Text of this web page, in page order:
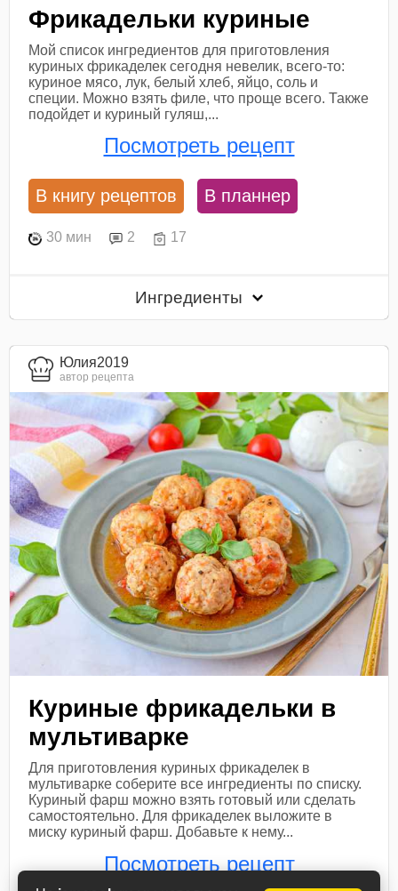
Фрикадельки куриные
Мой список ингредиентов для приготовления
куриных фрикаделек сегодня невелик, всего-то:
куриное мясо, лук, белый хлеб, яйцо, соль и
специи. Можно взять филе, что проще всего. Также
подойдет и куриный гуляш,...
Посмотреть рецепт
В книгу рецептов В планнер
30 мин 2 17
Ингредиенты
Юлия2019
автор рецепта
Куриные фрикадельки в
мультиварке
Для приготовления куриных фрикаделек в
мультиварке соберите все ингредиенты по списку.
Куриный фарш можно взять готовый или сделать
самостоятельно. Для фрикаделек выложите в
миску куриный фарш. Добавьте к нему...
Посмотреть рецепт